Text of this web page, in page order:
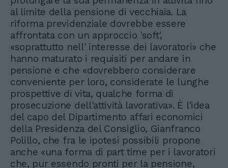
al limite della pensione di vecchiaia. La
riforma previdenziale dovrebbe essere
affrontata con un approccio 'soft',
«soprattutto nell' interesse dei lavoratori» che
hanno maturato i requisiti per andare in
pensione e che «dovrebbero considerare
conveniente per loro, considerate le lunghe
prospettive di vita, qualche forma di
prosecuzione dell'attività lavorativa». È l'idea
del capo del Dipartimento affari economici
della Presidenza del Consiglio, Gianfranco
Polillo, che fra le ipotesi possibili propone
anche «una forma di part time per i lavoratori
che, pur essendo pronti per la pensione,